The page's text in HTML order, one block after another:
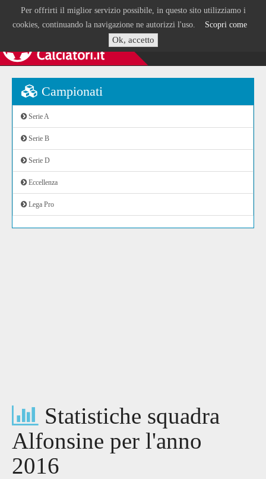
Per offrirti il miglior servizio possibile, in questo sito utilizziamo i
cookies, continuando la navigazione ne autorizzi l'uso. Scopri come
Ok, accetto
Campionati
Serie A
Serie B
Serie D
Eccellenza
Lega Pro
Statistiche squadra
Alfonsine per l'anno
2016